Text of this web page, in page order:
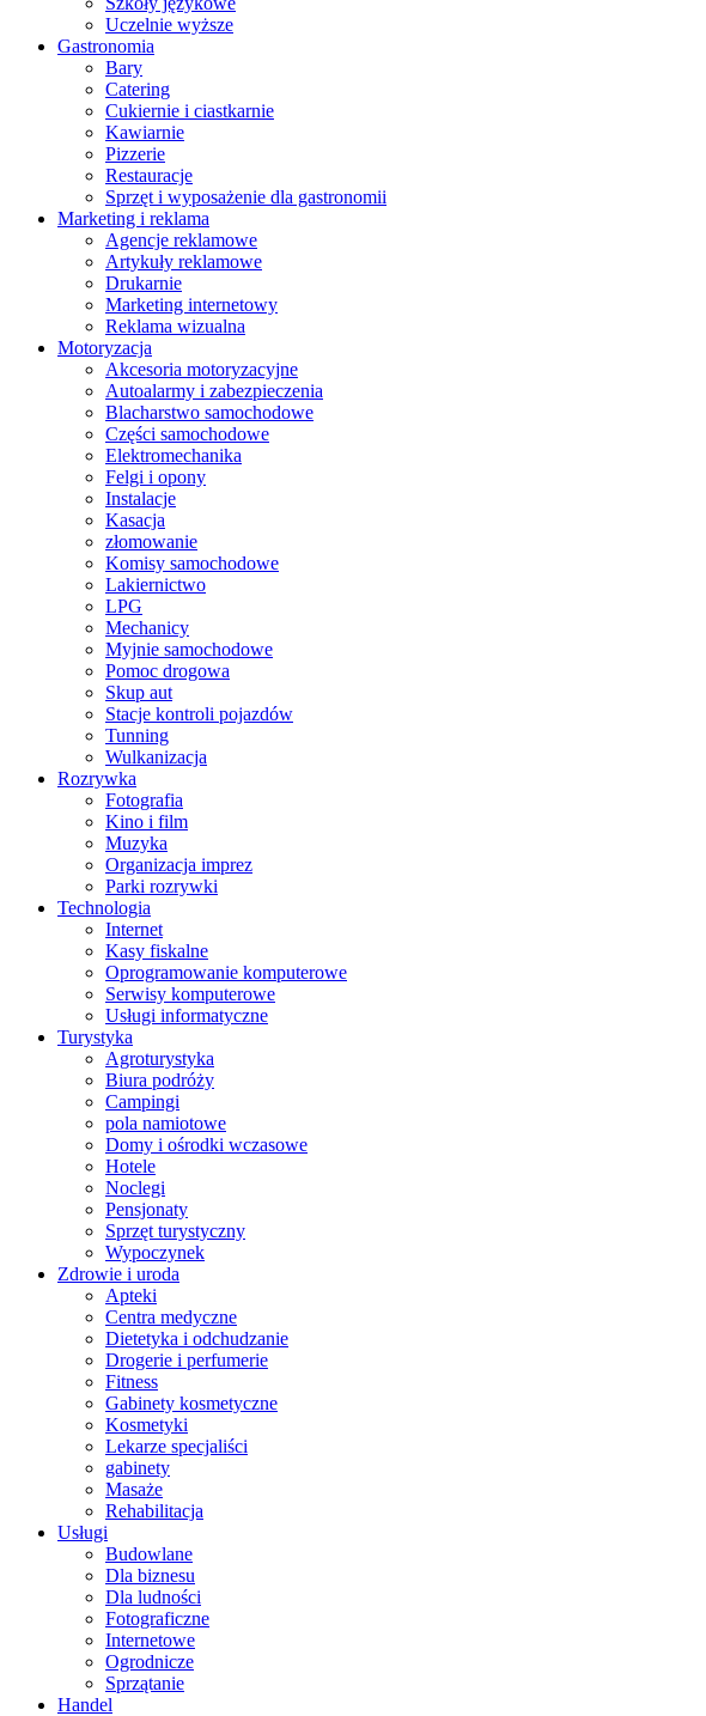
Uczelnie wyższe
Gastronomia
Bary
Catering
Cukiernie i ciastkarnie
Kawiarnie
Pizzerie
Restauracje
Sprzęt i wyposażenie dla gastronomii
Marketing i reklama
Agencje reklamowe
Artykuły reklamowe
Drukarnie
Marketing internetowy
Reklama wizualna
Motoryzacja
Akcesoria motoryzacyjne
Autoalarmy i zabezpieczenia
Blacharstwo samochodowe
Części samochodowe
Elektromechanika
Felgi i opony
Instalacje
Kasacja
złomowanie
Komisy samochodowe
Lakiernictwo
LPG
Mechanicy
Myjnie samochodowe
Pomoc drogowa
Skup aut
Stacje kontroli pojazdów
Tunning
Wulkanizacja
Rozrywka
Fotografia
Kino i film
Muzyka
Organizacja imprez
Parki rozrywki
Technologia
Internet
Kasy fiskalne
Oprogramowanie komputerowe
Serwisy komputerowe
Usługi informatyczne
Turystyka
Agroturystyka
Biura podróży
Campingi
pola namiotowe
Domy i ośrodki wczasowe
Hotele
Noclegi
Pensjonaty
Sprzęt turystyczny
Wypoczynek
Zdrowie i uroda
Apteki
Centra medyczne
Dietetyka i odchudzanie
Drogerie i perfumerie
Fitness
Gabinety kosmetyczne
Kosmetyki
Lekarze specjaliści
gabinety
Masaże
Rehabilitacja
Usługi
Budowlane
Dla biznesu
Dla ludności
Fotograficzne
Internetowe
Ogrodnicze
Sprzątanie
Handel